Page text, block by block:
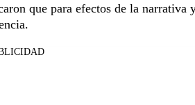
que para efectos de la narrativa